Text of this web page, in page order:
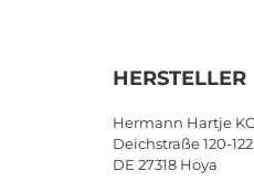
HERSTELLER
Hermann Hartje KG
Deichstraße 120-122
DE 27318 Hoya